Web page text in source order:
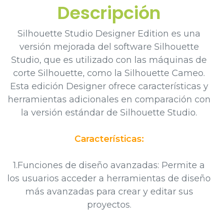
Descripción
Silhouette Studio Designer Edition es una
versión mejorada del software Silhouette
Studio, que es utilizado con las máquinas de
corte Silhouette, como la Silhouette Cameo.
Esta edición Designer ofrece características y
herramientas adicionales en comparación con
la versión estándar de Silhouette Studio.
Características:
1.Funciones de diseño avanzadas: Permite a
los usuarios acceder a herramientas de diseño
más avanzadas para crear y editar sus
proyectos.